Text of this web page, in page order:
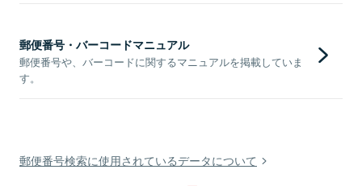
郵便番号・バーコードマニュアル
郵便番号や、バーコードに関するマニュアルを掲載していま
す。
郵便番号検索に使用されているデータについて